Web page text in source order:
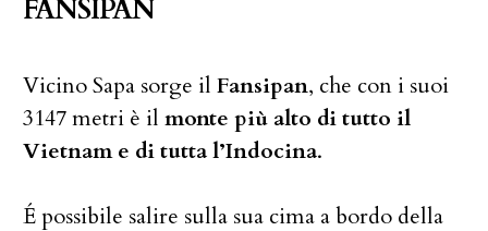
FANSIPAN
Vicino Sapa sorge il Fansipan, che con i suoi
3147 metri è il monte più alto di tutto il
Vietnam e di tutta l’Indocina.
É possibile salire sulla sua cima a bordo della